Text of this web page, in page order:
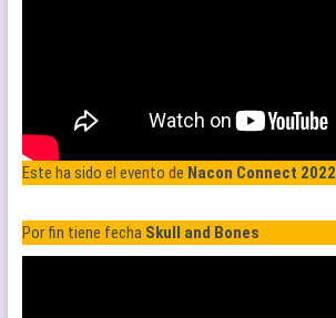
Este ha sido el evento de Nacon Connect 2022
Por fin tiene fecha Skull and Bones